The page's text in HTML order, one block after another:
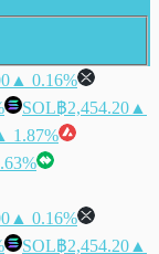
▲ 0.16%
SOL฿2,454.20 ▲
1.87%
▲ 0.16%
SOL฿2,454.20 ▲